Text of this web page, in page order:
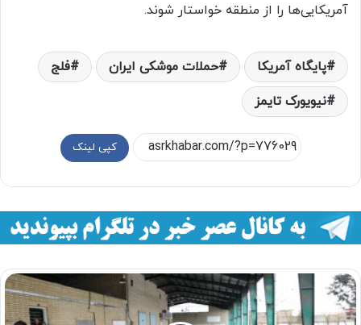
آمریکایی‌ها را از منطقه خواستار شوند.
پایگاه آمریکا حملات موشکی ایران
فلج
نیویورک تایمز
کپی لینک